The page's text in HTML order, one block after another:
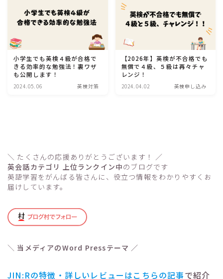
英検４級
英語教材
子ども英会話の悩み
インターナショナルスクール
メディア運営
人気記事ランキング
小学生でも英検４級が合格で
きる効率的な勉強法！裏ワザ
も公開します！
2024.05.06 英検対策
【2026年】英検が不合格でも
無償で４級、５級は再々チャ
レンジ！
2024.04.02 英検申し込み
＼ たくさんの応援ありがとうございます！ ／
英会話カテゴリ 上位ランクイン中のブログです
英語学習をがんばる皆さんに、役立つ情報をわかりやすくお
届けしています。
＼ 当メディアのWord Pressテーマ ／
JIN:Rの特徴・詳しいレビューはこちらの記事で紹介